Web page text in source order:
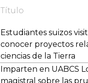
Título
Estudiantes suizos
conocer proyectos
ciencias de la Tierra
Imparten en UABCS
magistral sobre las